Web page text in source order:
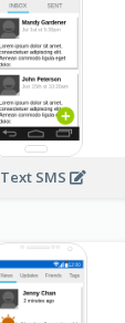
Text SMS